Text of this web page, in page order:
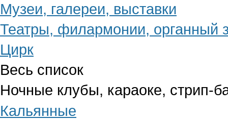
Музеи, галереи, выставки
Театры, филармонии, органный
Цирк
Весь список
Ночные клубы, караоке, стрип-
Кальянные